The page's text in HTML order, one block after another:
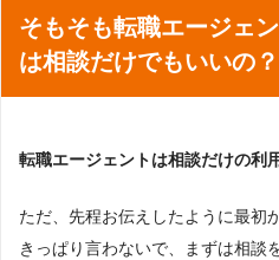
そもそも転職エージェ
は相談だけでもいいの？
転職エージェントは相談だけの利
ただ、先程お伝えしたように最初
きっぱり言わないで、まずは相談